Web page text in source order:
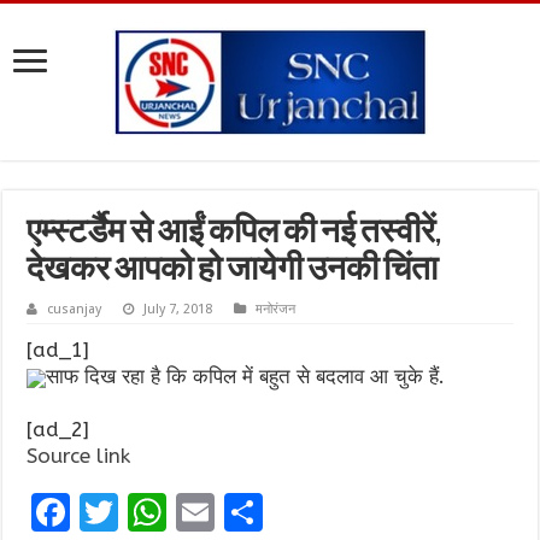
एम्स्टर्डैम से आईं कपिल की नई तस्वीरें,
देखकर आपको हो जायेगी उनकी चिंता
cusanjay July 7, 2018 मनोरंजन
[ad_1]
साफ दिख रहा है कि कपिल में बहुत से बदलाव आ चुके हैं.
[ad_2]
Source link
F
T
W E